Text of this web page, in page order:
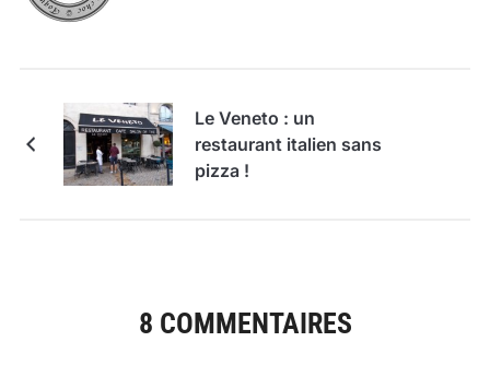
Le Veneto : un
restaurant italien sans
pizza !
8 COMMENTAIRES